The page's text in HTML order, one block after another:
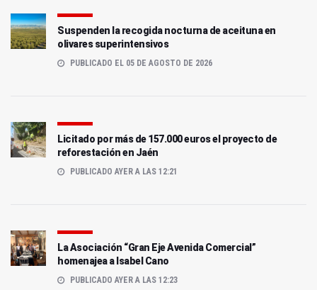
Suspenden la recogida nocturna de aceituna en
olivares superintensivos
PUBLICADO EL 05 DE AGOSTO DE 2026
Licitado por más de 157.000 euros el proyecto de
reforestación en Jaén
PUBLICADO AYER A LAS 12:21
La Asociación “Gran Eje Avenida Comercial”
homenajea a Isabel Cano
PUBLICADO AYER A LAS 12:23